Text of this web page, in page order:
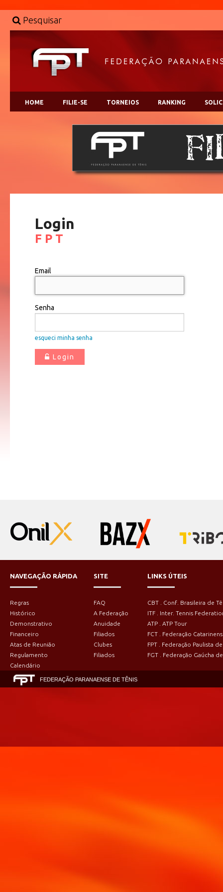
Pesquisar
HOME FILIE-SE TORNEIOS RANKING
Login
F P T
Email
Senha
esqueci minha senha
Login
NAVEGAÇÃO RÁPIDA
Regras
Histórico
Demonstrativo
Financeiro
Atas de Reunião
Regulamento
Calendário
SITE
FAQ
A Federação
Anuidade
Filiados
Clubes
Filiados
LINKS ÚTEIS
CBT . Conf. Brasileira de
ITF . Inter. Tennis
ATP . ATP Tour
FCT . Federação
FPT . Federação Paulista
FGT . Federação Gaúcha
FEDERAÇÃO PARANAENSE DE TÊNIS